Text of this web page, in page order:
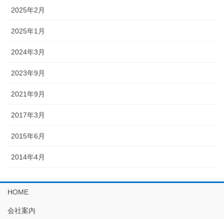
2025年2月
2025年1月
2024年3月
2023年9月
2021年9月
2017年3月
2015年6月
2014年4月
HOME
会社案内